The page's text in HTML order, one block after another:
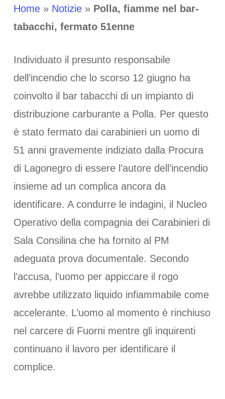
Home» Notizie» Polla, fiamme nel bar-
tabacchi, fermato 51enne
Individuato il presunto responsabile
dell’incendio che lo scorso 12 giugno ha
coinvolto il bar tabacchi di un impianto di
distribuzione carburante a Polla. Per questo
è stato fermato dai carabinieri un uomo di
51 anni gravemente indiziato dalla Procura
di Lagonegro di essere l’autore dell’incendio
insieme ad un complica ancora da
identificare. A condurre le indagini, il Nucleo
Operativo della compagnia dei Carabinieri di
Sala Consilina che ha fornito al PM
adeguata prova documentale. Secondo
l’accusa, l’uomo per appiccare il rogo
avrebbe utilizzato liquido infiammabile come
accelerante. L’uomo al momento è rinchiuso
nel carcere di Fuorni mentre gli inquirenti
continuano il lavoro per identificare il
complice.